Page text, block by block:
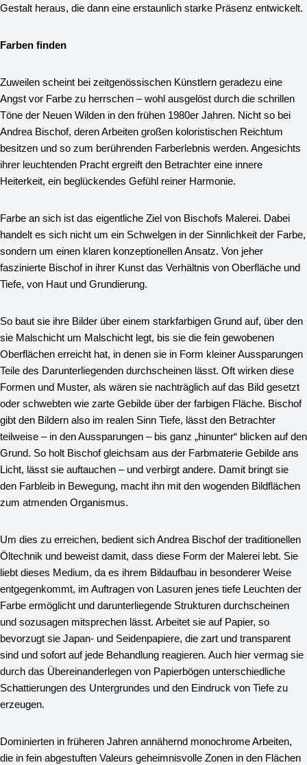
Gestalt heraus, die dann eine erstaunlich starke Präsenz entwickelt.
Farben finden
Zuweilen scheint bei zeitgenössischen Künstlern geradezu eine
Angst vor Farbe zu herrschen – wohl ausgelöst durch die schrillen
Töne der Neuen Wilden in den frühen 1980er Jahren. Nicht so bei
Andrea Bischof, deren Arbeiten großen koloristischen Reichtum
besitzen und so zum berührenden Farberlebnis werden. Angesichts
ihrer leuchtenden Pracht ergreift den Betrachter eine innere
Heiterkeit, ein beglückendes Gefühl reiner Harmonie.
Farbe an sich ist das eigentliche Ziel von Bischofs Malerei. Dabei
handelt es sich nicht um ein Schwelgen in der Sinnlichkeit der Farbe,
sondern um einen klaren konzeptionellen Ansatz. Von jeher
faszinierte Bischof in ihrer Kunst das Verhältnis von Oberfläche und
Tiefe, von Haut und Grundierung.
So baut sie ihre Bilder über einem starkfarbigen Grund auf, über den
sie Malschicht um Malschicht legt, bis sie die fein gewobenen
Oberflächen erreicht hat, in denen sie in Form kleiner Aussparungen
Teile des Darunterliegenden durchscheinen lässt. Oft wirken diese
Formen und Muster, als wären sie nachträglich auf das Bild gesetzt
oder schwebten wie zarte Gebilde über der farbigen Fläche. Bischof
gibt den Bildern also im realen Sinn Tiefe, lässt den Betrachter
teilweise – in den Aussparungen – bis ganz „hinunter“ blicken auf den
Grund. So holt Bischof gleichsam aus der Farbmaterie Gebilde ans
Licht, lässt sie auftauchen – und verbirgt andere. Damit bringt sie
den Farbleib in Bewegung, macht ihn mit den wogenden Bildflächen
zum atmenden Organismus.
Um dies zu erreichen, bedient sich Andrea Bischof der traditionellen
Öltechnik und beweist damit, dass diese Form der Malerei lebt. Sie
liebt dieses Medium, da es ihrem Bildaufbau in besonderer Weise
entgegenkommt, im Auftragen von Lasuren jenes tiefe Leuchten der
Farbe ermöglicht und darunterliegende Strukturen durchscheinen
und sozusagen mitsprechen lässt. Arbeitet sie auf Papier, so
bevorzugt sie Japan- und Seidenpapiere, die zart und transparent
sind und sofort auf jede Behandlung reagieren. Auch hier vermag sie
durch das Übereinanderlegen von Papierbögen unterschiedliche
Schattierungen des Untergrundes und den Eindruck von Tiefe zu
erzeugen.
Dominierten in früheren Jahren annähernd monochrome Arbeiten,
die in fein abgestuften Valeurs geheimnisvolle Zonen in den Flächen